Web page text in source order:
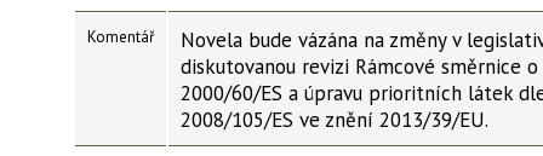
Komentář
Novela bude vázána na změny v
diskutovanou revizi Rámcové směrnice
2000/60/ES a úpravu prioritních látek
2008/105/ES ve znění 2013/39/EU.